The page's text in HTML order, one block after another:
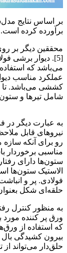
بر اساس نتایج
برآورده کرده است.
محققین دیگر بر روی
[5]. دیوار برشی
می‌باشد که
عملکرد مناسب
کششی می‌باشد. تا
شامل تیرها و
به عبارت دیگر در
نیروهای قابل
رو برای آنکه
مناسبی
ستون‌ها دارای
الاستیک ستون‌ها
فولادی. پر و
حلقه‌ای شکل
به منظور کنترل
ورق پر کننده
که استفاده از
بیرون کشیدگی بال
حلق‌دار می‌تواند از